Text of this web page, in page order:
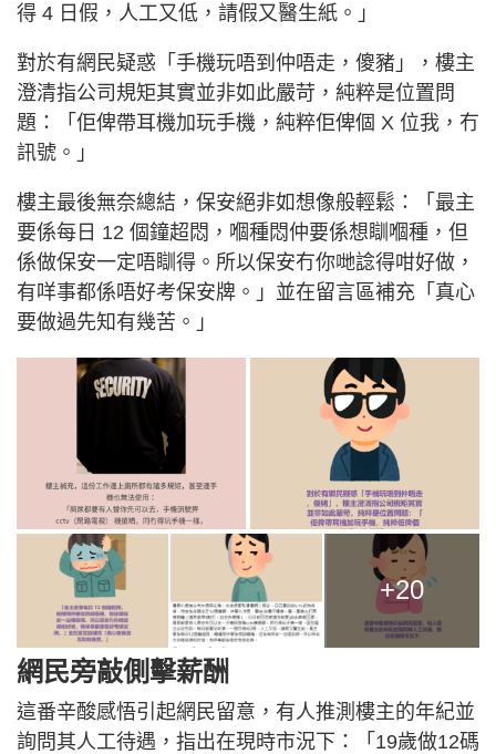
得 4 日假，人工又低，請假又醫生紙。」
對於有網民疑惑「手機玩唔到仲唔走，傻豬」，樓主
澄清指公司規矩其實並非如此嚴苛，純粹是位置問
題：「佢俾帶耳機加玩手機，純粹佢俾個 X 位我，冇
訊號。」
樓主最後無奈總結，保安絕非如想像般輕鬆：「最主
要係每日 12 個鐘超悶，嗰種悶仲要係想瞓嗰種，但
係做保安一定唔瞓得。所以保安冇你哋諗得咁好做，
有咩事都係唔好考保安牌。」並在留言區補充「真心
要做過先知有幾苦。」
+20
網民旁敲側擊薪酬
這番辛酸感悟引起網民留意，有人推測樓主的年紀並
詢問其人工待遇，指出在現時市況下：「19歲做12碼